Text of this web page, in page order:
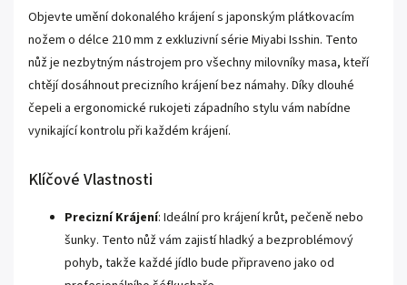
Objevte umění dokonalého krájení s japonským plátkovacím
nožem o délce 210 mm z exkluzivní série Miyabi Isshin. Tento
nůž je nezbytným nástrojem pro všechny milovníky masa, kteří
chtějí dosáhnout precizního krájení bez námahy. Díky dlouhé
čepeli a ergonomické rukojeti západního stylu vám nabídne
vynikající kontrolu při každém krájení.
Klíčové Vlastnosti
Precizní Krájení: Ideální pro krájení krůt, pečeně nebo
šunky. Tento nůž vám zajistí hladký a bezproblémový
pohyb, takže každé jídlo bude připraveno jako od